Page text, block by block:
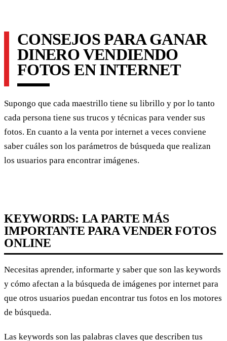
CONSEJOS PARA GANAR
DINERO VENDIENDO
FOTOS EN INTERNET
Supongo que cada maestrillo tiene su librillo y por lo tanto
cada persona tiene sus trucos y técnicas para vender sus
fotos. En cuanto a la venta por internet a veces conviene
saber cuáles son los parámetros de búsqueda que realizan
los usuarios para encontrar imágenes.
KEYWORDS: LA PARTE MÁS
IMPORTANTE PARA VENDER FOTOS
ONLINE
Necesitas aprender, informarte y saber que son las keywords
y cómo afectan a la búsqueda de imágenes por internet para
que otros usuarios puedan encontrar tus fotos en los motores
de búsqueda.
Las keywords son las palabras claves que describen tus